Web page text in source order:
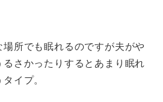
所でも眠れるのですが夫がや
さかったりするとあまり眠れ
イプ。